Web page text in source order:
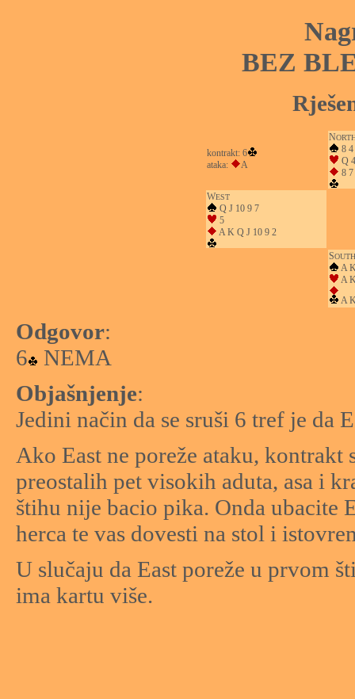
BEZ
kontrakt: 6
ataka:
A
N
8
Q
8
WEST
Q J 10 9 7
5
A K Q J 10 9 2
SOUTH
A
A
A
Odgovor:
6
NEMA
Objašnjenje:
Jedini način da se sruši 6 tref je da
Ako East ne poreže ataku, kontrakt
preostalih pet visokih aduta, asa i
štihu nije bacio pika. Onda ubacite
herca te vas dovesti na stol i
U slučaju da East poreže u prvom
ima kartu više.